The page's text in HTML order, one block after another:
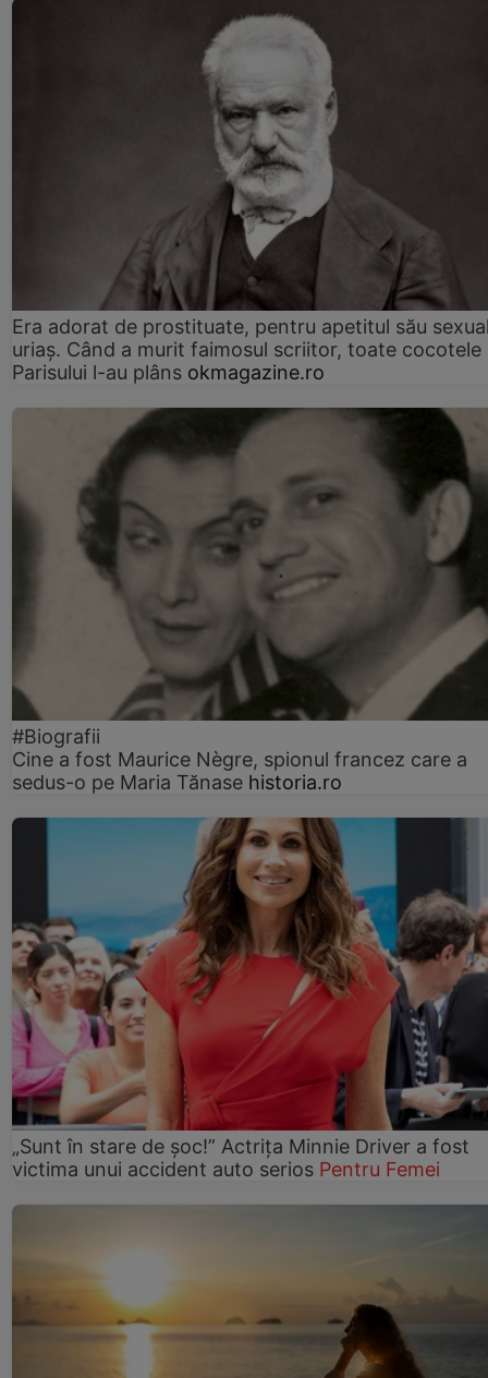
Era adorat de prostituate, pentru apetitul său
uriaș. Când a murit faimosul scriitor, toate cocotele
Parisului l-au plâns okmagazine.ro
#Biografii
Cine a fost Maurice Nègre, spionul francez care a
sedus-o pe Maria Tănase historia.ro
„Sunt în stare de șoc!” Actrița Minnie Driver a fost
victima unui accident auto serios Pentru Femei